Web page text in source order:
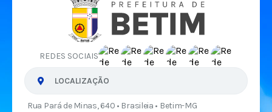
REDES SOCIAIS
LOCALIZAÇÃO
Rua Pará de Minas, 640 • Brasileia • Betim-MG